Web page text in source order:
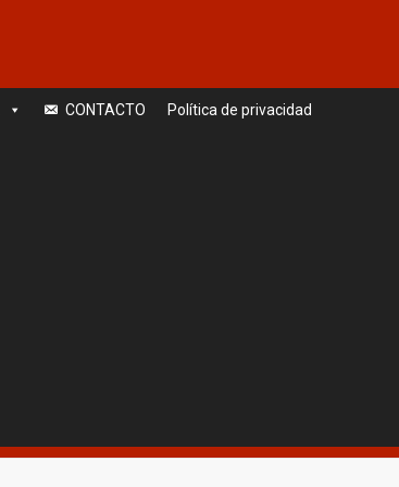
CONTACTO Política de privacidad